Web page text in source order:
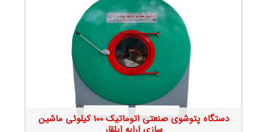
جزئیات محصول
دستگاه پتوشوی صنعتی اتوماتیک 100 کیلوئی ماشین